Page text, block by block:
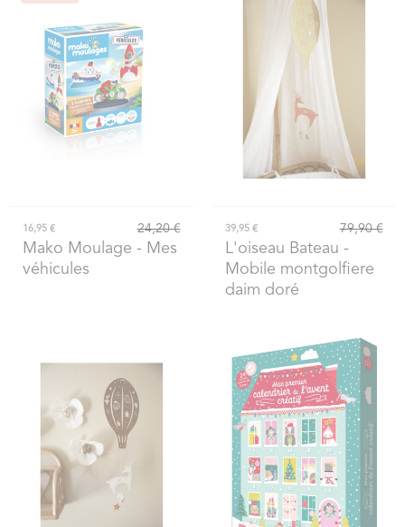
16,95 € 24,20 €
Mako Moulage - Mes
véhicules
39,95 € 79,90 €
L'oiseau Bateau -
Mobile montgolfiere
daim doré